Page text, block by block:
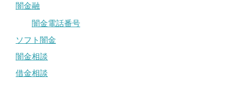
闇金融
闇金電話番号
ソフト闇金
闇金相談
借金相談